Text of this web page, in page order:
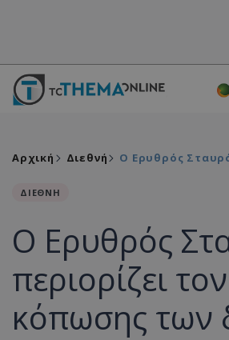
Αρχική Διεθνή Ο Ερυθρός
ΔΙΕΘΝΗ
Ο Ερυθρός
περιορίζει
κόπωσης των